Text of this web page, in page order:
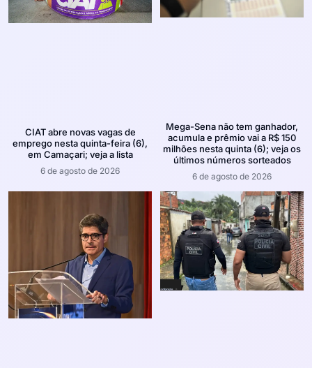
CIAT abre novas vagas de
emprego nesta quinta-feira (6),
em Camaçari; veja a lista
6 de agosto de 2026
Mega-Sena não tem ganhador,
acumula e prêmio vai a R$ 150
milhões nesta quinta (6); veja os
últimos números sorteados
6 de agosto de 2026